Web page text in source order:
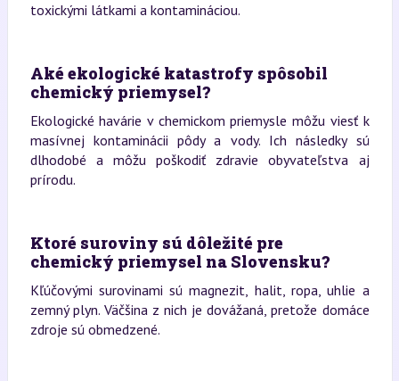
toxickými látkami a kontamináciou.
Aké ekologické katastrofy spôsobil
chemický priemysel?
Ekologické havárie v chemickom priemysle môžu viesť k
masívnej kontaminácii pôdy a vody. Ich následky sú
dlhodobé a môžu poškodiť zdravie obyvateľstva aj
prírodu.
Ktoré suroviny sú dôležité pre
chemický priemysel na Slovensku?
Kľúčovými surovinami sú magnezit, halit, ropa, uhlie a
zemný plyn. Väčšina z nich je dovážaná, pretože domáce
zdroje sú obmedzené.